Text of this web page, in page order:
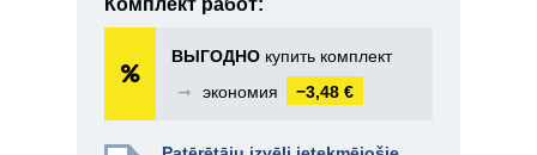
Комплект работ:
ВЫГОДНО купить комплект
➞
экономия −3,48 €